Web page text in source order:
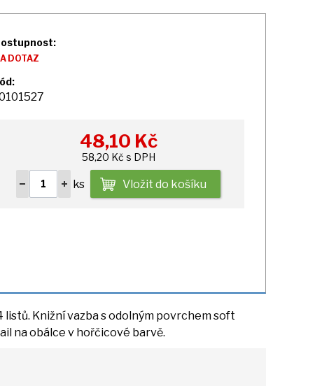
DOTAZ
48,10 Kč
58,20 Kč s DPH
ks Vložit do košíku
listů. Knižní vazbasodolným povrchem soft
naobálce v hořčicové barvě.